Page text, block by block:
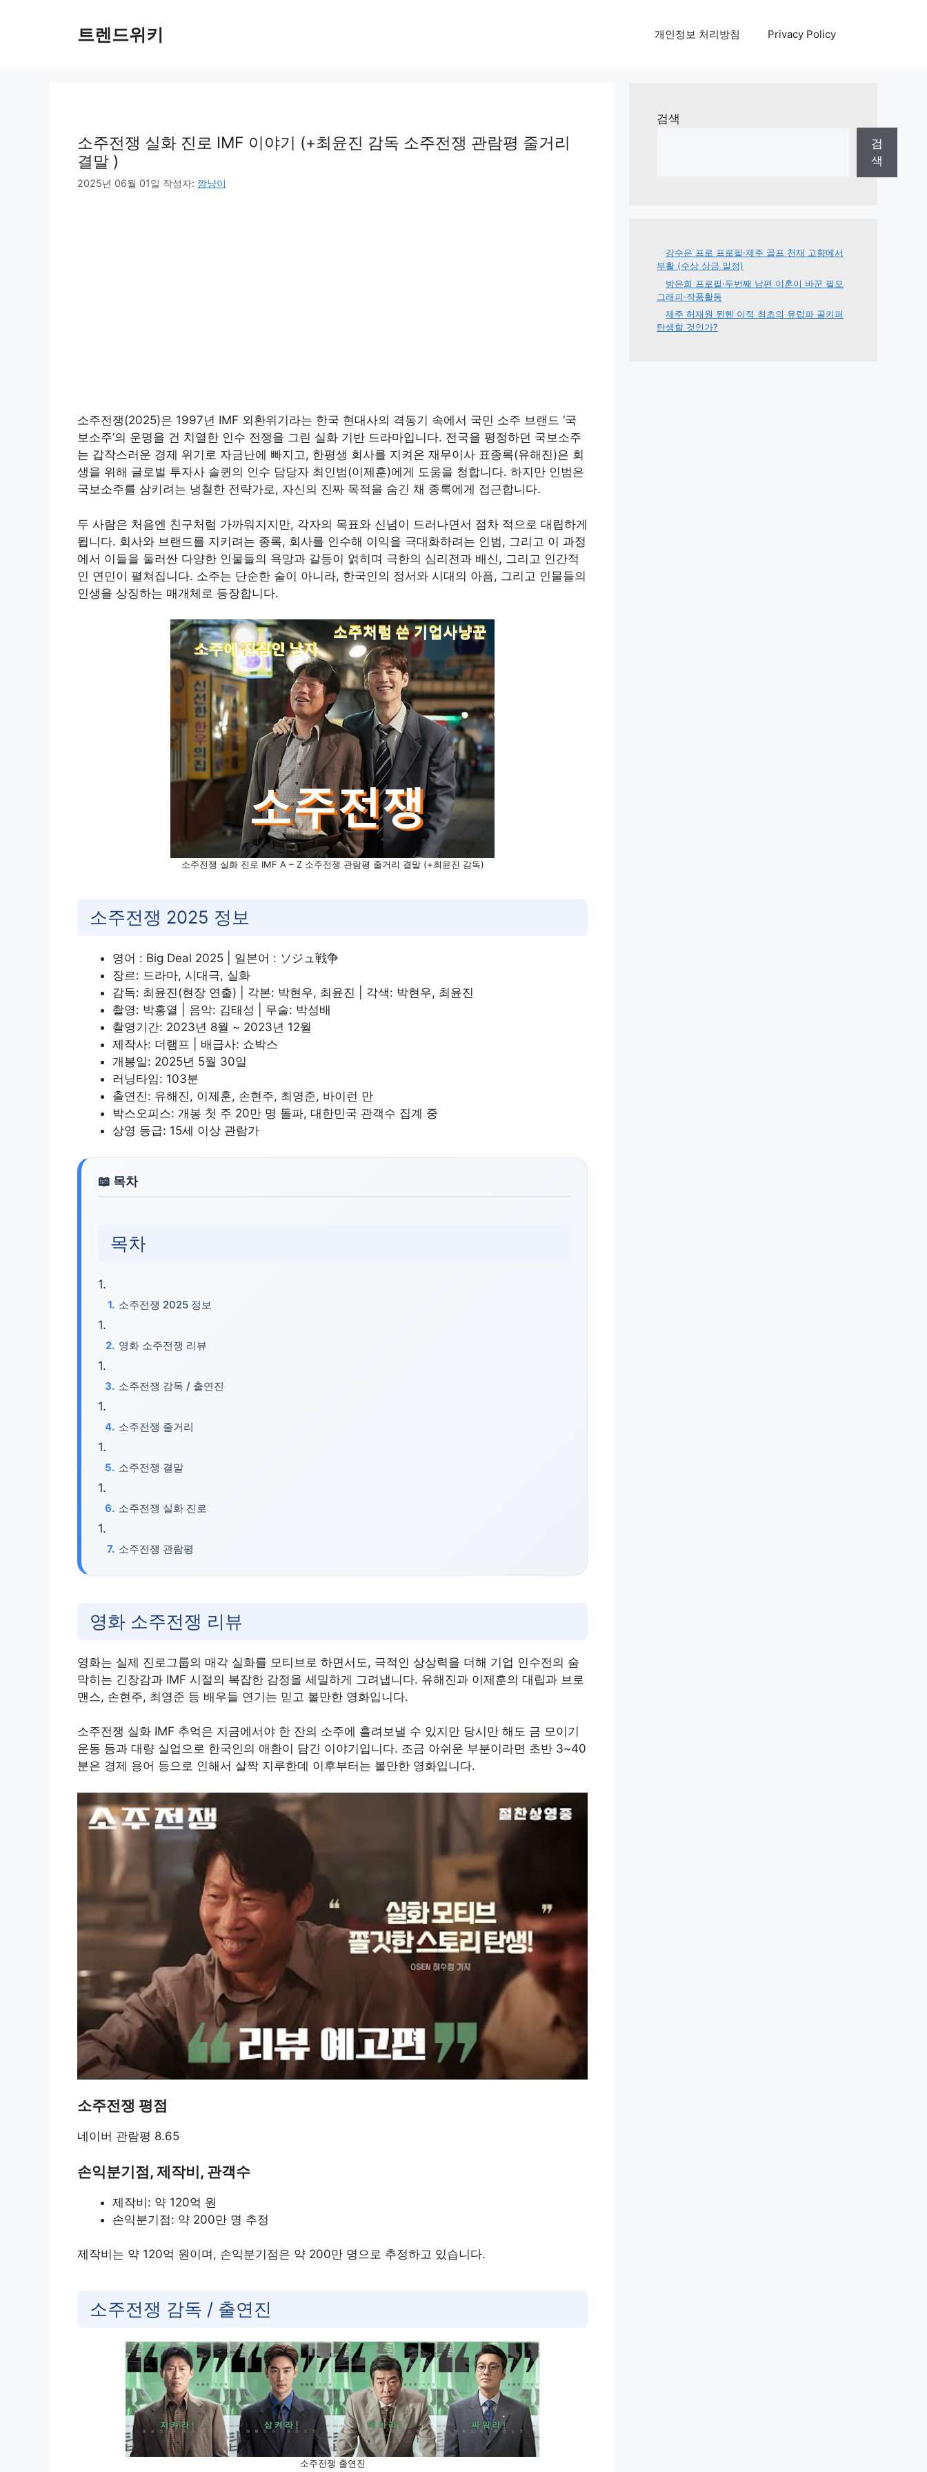
트렌드위키 개인정보 처리방침 Privacy Policy
소주전쟁 실화 진로 IMF 이야기 (+최윤진 감독 소주전쟁 관람평 줄거리
결말 )
2025년 06월 01일 작성자: 깜냥이
소주전쟁(2025)은 1997년 IMF 외환위기라는 한국 현대사의 격동기 속에서 국민 소주 브랜드 ‘국
보소주’의 운명을 건 치열한 인수 전쟁을 그린 실화 기반 드라마입니다. 전국을 평정하던 국보소주
는 갑작스러운 경제 위기로 자금난에 빠지고, 한평생 회사를 지켜온 재무이사 표종록(유해진)은 회
생을 위해 글로벌 투자사 솔퀸의 인수 담당자 최인범(이제훈)에게 도움을 청합니다. 하지만 인범은
국보소주를 삼키려는 냉철한 전략가로, 자신의 진짜 목적을 숨긴 채 종록에게 접근합니다.
두 사람은 처음엔 친구처럼 가까워지지만, 각자의 목표와 신념이 드러나면서 점차 적으로 대립하게
됩니다. 회사와 브랜드를 지키려는 종록, 회사를 인수해 이익을 극대화하려는 인범, 그리고 이 과정
에서 이들을 둘러싼 다양한 인물들의 욕망과 갈등이 얽히며 극한의 심리전과 배신, 그리고 인간적
인 연민이 펼쳐집니다. 소주는 단순한 술이 아니라, 한국인의 정서와 시대의 아픔, 그리고 인물들의
인생을 상징하는 매개체로 등장합니다.
소주전쟁 실화 진로 IMF A – Z 소주전쟁 관람평 줄거리 결말 (+최윤진 감독)
소주전쟁 2025 정보
영어 : Big Deal 2025 | 일본어 : ソジュ戦争
장르: 드라마, 시대극, 실화
감독: 최윤진(현장 연출) | 각본: 박현우, 최윤진 | 각색: 박현우, 최윤진
촬영: 박홍열 | 음악: 김태성 | 무술: 박성배
촬영기간: 2023년 8월 ~ 2023년 12월
제작사: 더램프 | 배급사: 쇼박스
개봉일: 2025년 5월 30일
러닝타임: 103분
출연진: 유해진, 이제훈, 손현주, 최영준, 바이런 만
박스오피스: 개봉 첫 주 20만 명 돌파, 대한민국 관객수 집계 중
상영 등급: 15세 이상 관람가
목차
소주전쟁 2025 정보
영화 소주전쟁 리뷰
소주전쟁 감독 / 출연진
소주전쟁 줄거리
소주전쟁 결말
소주전쟁 실화 진로
소주전쟁 관람평
영화 소주전쟁 리뷰
영화는 실제 진로그룹의 매각 실화를 모티브로 하면서도, 극적인 상상력을 더해 기업 인수전의 숨
막히는 긴장감과 IMF 시절의 복잡한 감정을 세밀하게 그려냅니다. 유해진과 이제훈의 대립과 브로
맨스, 손현주, 최영준 등 배우들 연기는 믿고 볼만한 영화입니다.
소주전쟁 실화 IMF 추억은 지금에서야 한 잔의 소주에 흘려보낼 수 있지만 당시만 해도 금 모이기
운동 등과 대량 실업으로 한국인의 애환이 담긴 이야기입니다. 조금 아쉬운 부분이라면 초반 3~40
분은 경제 용어 등으로 인해서 살짝 지루한데 이후부터는 볼만한 영화입니다.
소주전쟁 평점
네이버 관람평 8.65
손익분기점, 제작비, 관객수
제작비: 약 120억 원
손익분기점: 약 200만 명 추정
제작비는 약 120억 원이며, 손익분기점은 약 200만 명으로 추정하고 있습니다.
소주전쟁 감독 / 출연진
소주전쟁 출연진
검색
검
색
강수은 프로 프로필·제주 골프 천재 고향에서
부활 (수상 상금 일정)
방은희 프로필·두번째 남편 이혼이 바꾼 필모
그래피·작품활동
제주 허재원 뮌헨 이적 최초의 유럽파 골키퍼
탄생할 것인가?